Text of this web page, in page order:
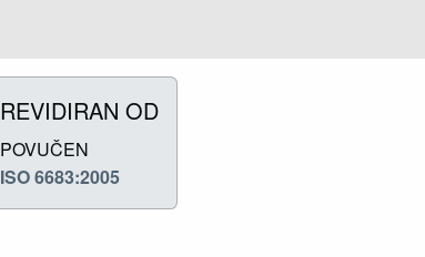
REVIDIRAN OD
POVUČEN
ISO 6683:2005